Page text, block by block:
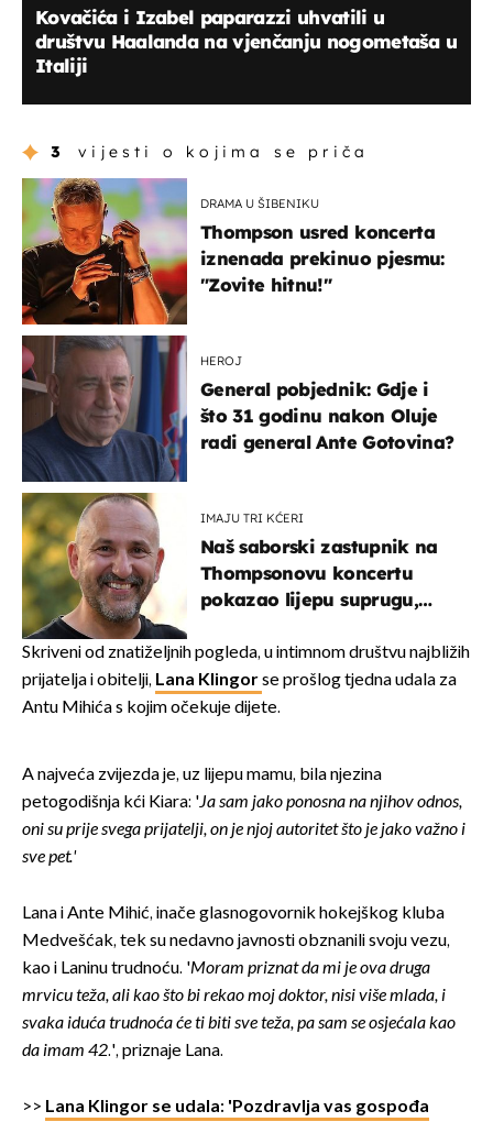
Kovačića i Izabel paparazzi uhvatili u
društvu Haalanda na vjenčanju nogometaša u
Italiji
3 vijesti o kojima se priča
DRAMA U ŠIBENIKU
Thompson usred koncerta
iznenada prekinuo pjesmu:
"Zovite hitnu!"
HEROJ
General pobjednik: Gdje i
što 31 godinu nakon Oluje
radi general Ante Gotovina?
IMAJU TRI KĆERI
Naš saborski zastupnik na
Thompsonovu koncertu
pokazao lijepu suprugu,
javnost
Skriveni od znatiželjnih pogleda, u intimnom društvu najbližih
prijatelja i obitelji, Lana Klingorse prošlog tjedna udala za
Antu Mihića s kojim očekuje dijete.
A najveća zvijezda je, uz lijepu mamu, bila njezina
petogodišnja kći Kiara: 'Ja sam jako ponosna na njihov odnos,
oni su prije svega prijatelji, on je njoj autoritet što je jako važno i
sve pet.'
Lana i Ante Mihić, inače glasnogovornik hokejškog kluba
Medvešćak, tek su nedavno javnosti obznanili svoju vezu,
kao i Laninu trudnoću. 'Moram priznat da mi je ova druga
mrvicu teža, ali kao što bi rekao moj doktor, nisi više mlada, i
svaka iduća trudnoća će ti biti sve teža, pa sam se osjećala kao
da imam 42.', priznaje Lana.
>> Lana Klingor se udala: 'Pozdravlja vas gospođa